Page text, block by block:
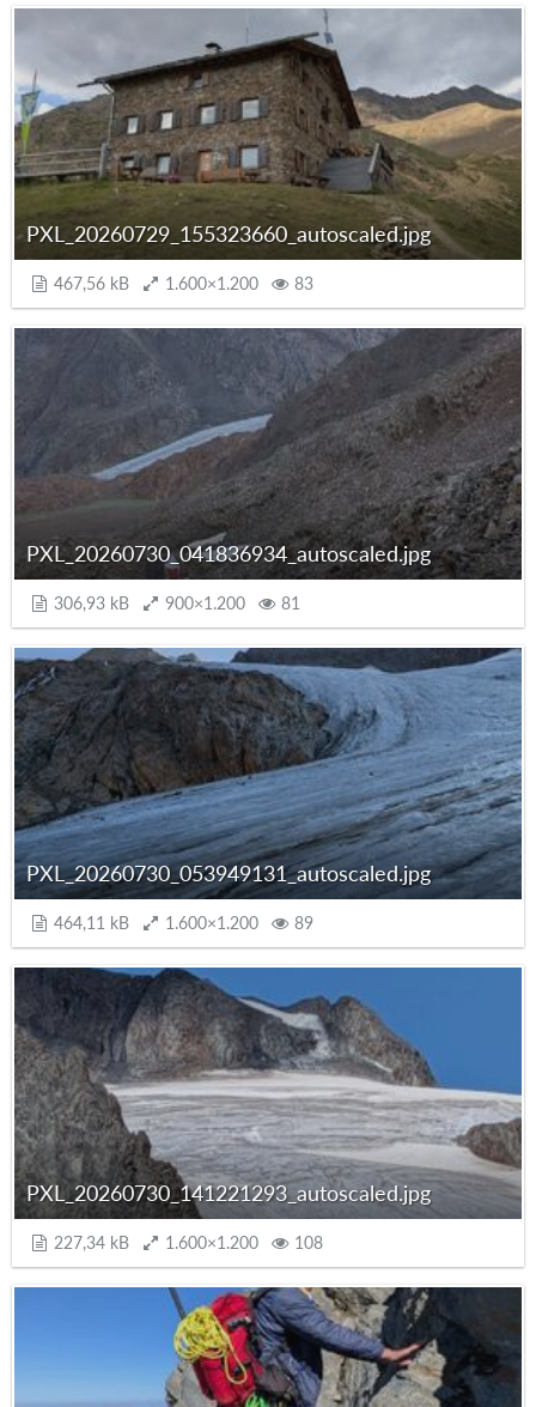
PXL_20260729_155323660_autoscaled.jpg
467,56 kB 1.600×1.200 83
PXL_20260730_041836934_autoscaled.jpg
306,93 kB 900×1.200 81
PXL_20260730_053949131_autoscaled.jpg
464,11 kB 1.600×1.200 89
PXL_20260730_141221293_autoscaled.jpg
227,34 kB 1.600×1.200 108